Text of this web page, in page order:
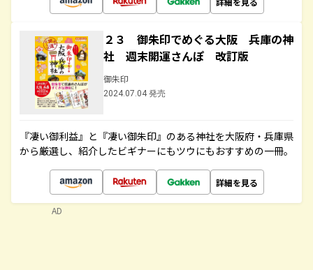
２３ 御朱印でめぐる大阪 兵庫の神
社 週末開運さんぽ 改訂版
御朱印
2024.07.04 発売
『凄い御利益』と『凄い御朱印』のある神社を大阪府・兵庫県
から厳選し、紹介したビギナーにもツウにもおすすめの一冊。
詳細を見る
AD